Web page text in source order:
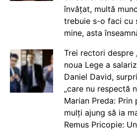
învățat, multă
trebuie s-o faci cu
mine, asta
Trei rectori despre
noua Lege a
Daniel David,
„care nu respectă
Marian Preda:
mulți ajung să ia
Remus Pricopie: